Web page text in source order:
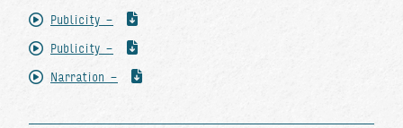
Publicity -
Publicity -
Narration -